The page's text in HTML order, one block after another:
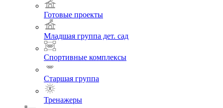
Готовые проекты
Младшая группа дет. сад
Спортивные комплексы
Старшая группа
Тренажеры